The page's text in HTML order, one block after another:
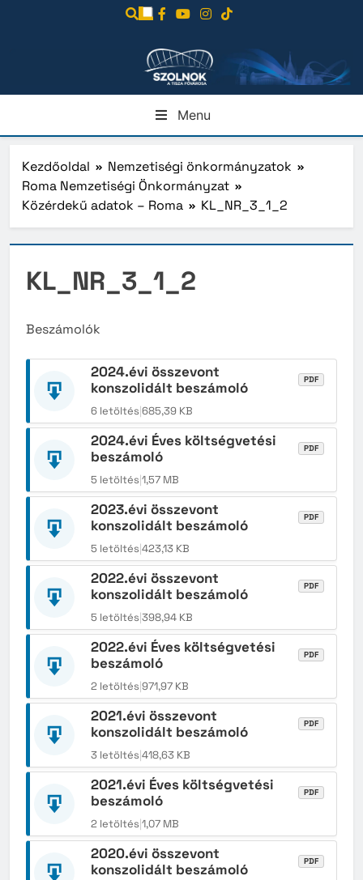
Menu
Kezdőoldal
Nemzetiségi önkormányzatok
Roma Nemzetiségi Önkormányzat
Közérdekű adatok – Roma
KL_NR_3_1_2
KL_NR_3_1_2
Beszámolók
2024.évi összevont
konszolidált beszámoló
PDF
6 letöltés 685,39 KB
2024.évi Éves költségvetési
beszámoló
PDF
5 letöltés 1,57 MB
2023.évi összevont
konszolidált beszámoló
PDF
5 letöltés 423,13 KB
2022.évi összevont
konszolidált beszámoló
PDF
5 letöltés 398,94 KB
2022.évi Éves költségvetési
beszámoló
PDF
2 letöltés 971,97 KB
2021.évi összevont
konszolidált beszámoló
PDF
3 letöltés 418,63 KB
2021.évi Éves költségvetési
beszámoló
PDF
2 letöltés 1,07 MB
2020.évi összevont
konszolidált beszámoló
PDF